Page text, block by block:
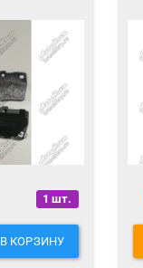
1 шт.
В КОРЗИНУ